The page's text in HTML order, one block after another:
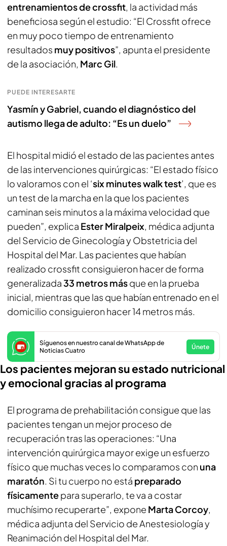
entrenamientos de crossfit, la actividad más
beneficiosa según el estudio: “El Crossfit ofrece
en muy poco tiempo de entrenamiento
resultados muy positivos”, apunta el presidente
de la asociación, Marc Gil.
PUEDE INTERESARTE
Yasmín y Gabriel, cuando el diagnóstico del
autismo llega de adulto: “Es un duelo”
El hospital midió el estado de las pacientes antes
de las intervenciones quirúrgicas: “El estado físico
lo valoramos con el ‘six minutes walk test’, que es
un test de la marcha en la que los pacientes
caminan seis minutos a la máxima velocidad que
pueden”, explica Ester Miralpeix, médica adjunta
del Servicio de Ginecología y Obstetricia del
Hospital del Mar. Las pacientes que habían
realizado crossfit consiguieron hacer de forma
generalizada33 metros másque en la prueba
inicial, mientras que las que habían entrenado en el
domicilio consiguieron hacer 14 metros más.
Síguenos en nuestro canal de WhatsApp de
Noticias Cuatro
Únete
Los pacientes mejoran su estado nutricional
y emocional gracias al programa
El programa de prehabilitación consigue que las
pacientes tengan un mejor proceso de
recuperación tras las operaciones: “Una
intervención quirúrgica mayor exige un esfuerzo
físico que muchas veces lo comparamos con una
maratón. Si tu cuerpo no está preparado
físicamentepara superarlo, te va a costar
muchísimo recuperarte”, expone Marta Corcoy,
médica adjunta del Servicio de Anestesiología y
Reanimación del Hospital del Mar.